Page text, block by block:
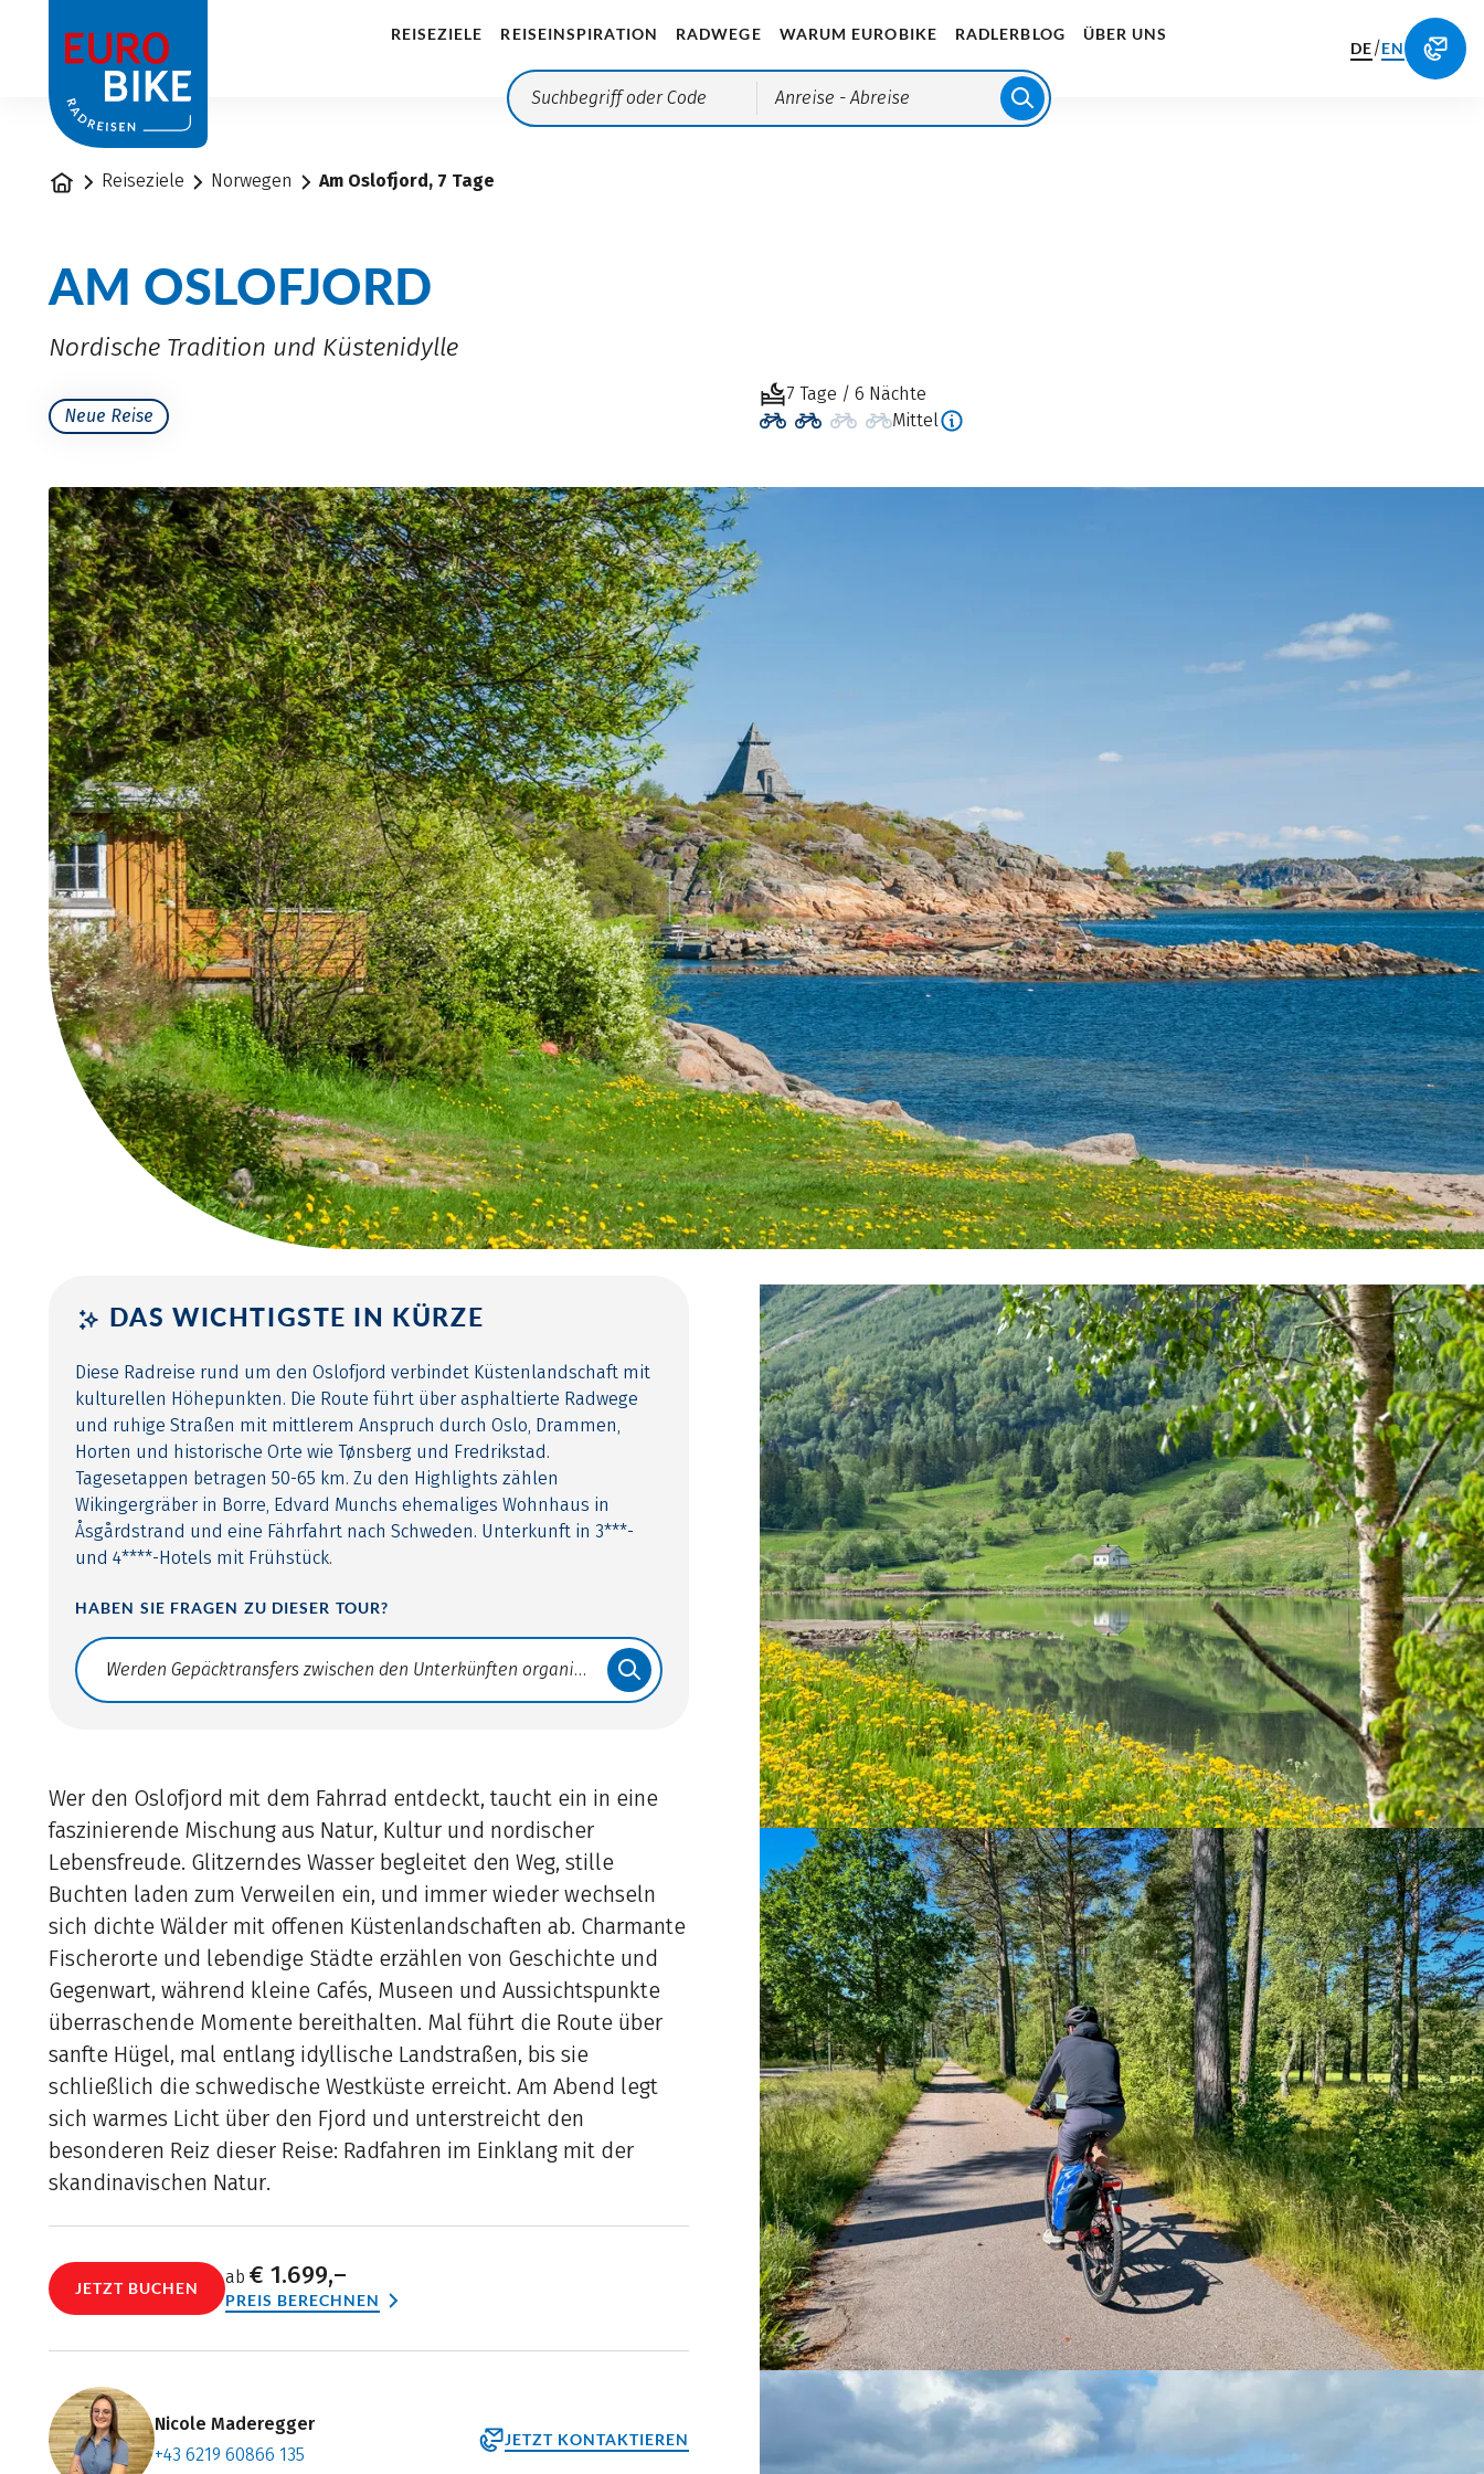
REISEZIELE REISEINSPIRATION RADWEGE WARUM EUROBIKE RADLERBLOG ÜBER UNS
Anreise - Abreise
DE/EN
StartseiteReiseziele Norwegen Am Oslofjord, 7 Tage
AM OSLOFJORD
Nordische Tradition und Küstenidylle
Neue Reise
7 Tage / 6 Nächte
Mittel
DAS WICHTIGSTE IN KÜRZE
Diese Radreise rund um den Oslofjord verbindet Küstenlandschaft mit
kulturellen Höhepunkten. Die Route führt über asphaltierte Radwege
und ruhige Straßen mit mittlerem Anspruch durch Oslo, Drammen,
Horten und historische Orte wie Tønsberg und Fredrikstad.
Tagesetappen betragen 50-65 km. Zu den Highlights zählen
Wikingergräber in Borre, Edvard Munchs ehemaliges Wohnhaus in
Åsgårdstrand und eine Fährfahrt nach Schweden. Unterkunft in 3***-
und 4****-Hotels mit Frühstück.
HABEN SIE FRAGEN ZU DIESER TOUR?
Translate: a11y.faq.search
Wer den Oslofjord mit dem Fahrrad entdeckt, taucht ein in eine
faszinierende Mischung aus Natur, Kultur und nordischer
Lebensfreude. Glitzerndes Wasser begleitet den Weg, stille
Buchten laden zum Verweilen ein, und immer wieder wechseln
sich dichte Wälder mit offenen Küstenlandschaften ab. Charmante
Fischerorte und lebendige Städte erzählen von Geschichte und
Gegenwart, während kleine Cafés, Museen und Aussichtspunkte
überraschende Momente bereithalten. Mal führt die Route über
sanfte Hügel, mal entlang idyllische Landstraßen, bis sie
schließlich die schwedische Westküste erreicht. Am Abend legt
sich warmes Licht über den Fjord und unterstreicht den
besonderen Reiz dieser Reise: Radfahren im Einklang mit der
skandinavischen Natur.
JETZT BUCHEN
ab € 1.699,–
PREIS BERECHNEN
Nicole Maderegger
+43 6219 60866 135
JETZT KONTAKTIEREN